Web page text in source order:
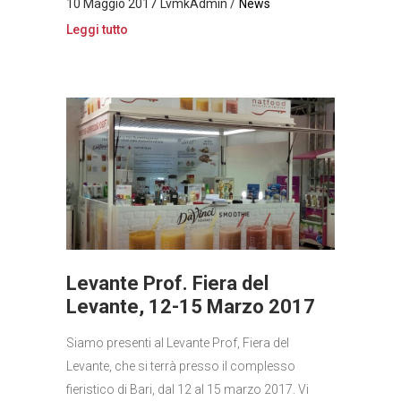
10 Maggio 2017 LvmkAdmin
News
Leggi tutto
Levante Prof. Fiera del
Levante, 12-15 Marzo 2017
Siamo presenti al Levante Prof, Fiera del
Levante, che si terrà presso il complesso
fieristico di Bari, dal 12 al 15 marzo 2017. Vi